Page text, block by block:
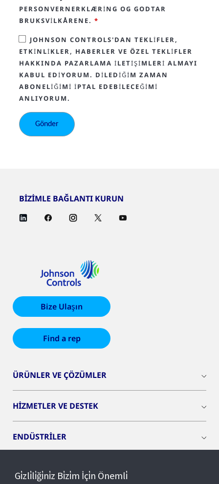
PERSONVERNERKLÆRING OG GODTAR
BRUKSVILKÅRENE. *
JOHNSON CONTROLS'DAN TEKLIFLER,
ETKINLIKLER, HABERLER VE ÖZEL TEKLIFLER
HAKKINDA PAZARLAMA ILETIŞIMLERI ALMAYI
KABUL EDIYORUM. DILEDIĞIM ZAMAN
ABONELIĞIMI IPTAL EDEBILECEĞIMI
ANLIYORUM.
BİZİMLE BAĞLANTI KURUN
Bize Ulaşın
Find a rep
ÜRÜNLER VE ÇÖZÜMLER
HİZMETLER VE DESTEK
ENDÜSTRİLER
Gi̇zli̇li̇ği̇ni̇z Bi̇zi̇m İçi̇n Önemli̇